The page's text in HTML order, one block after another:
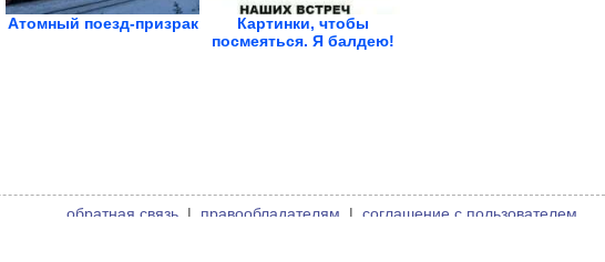
Атомный поезд-призрак
Картинки, чтобы
посмеяться. Я балдею!
обратная связь | правообладателям | соглашение с пользователем